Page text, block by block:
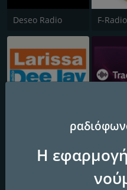
Deseo Radio
95.7 Larissa Radio Deejay
Vanilla Radio
Η